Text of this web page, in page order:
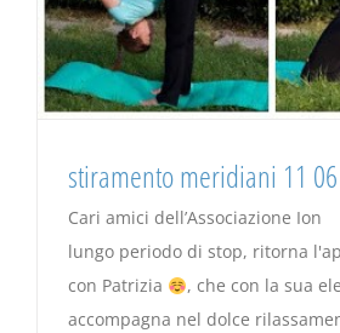
stiramento meridiani 11
Cari amici dell’Associazione
lungo periodo di stop, ritorna
con Patrizia
, che con la sua
accompagna nel dolce